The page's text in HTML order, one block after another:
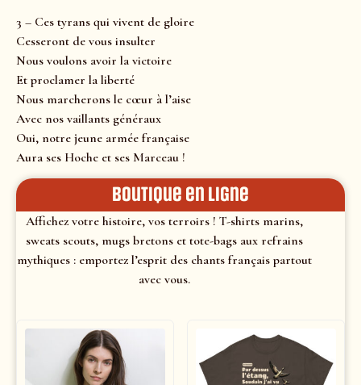
3 – Ces tyrans qui vivent de gloire
Cesseront de vous insulter
Nous voulons avoir la victoire
Et proclamer la liberté
Nous marcherons le cœur à l’aise
Avec nos vaillants généraux
Oui, notre jeune armée française
Aura ses Hoche et ses Marceau !
Boutique en ligne
Affichez votre histoire, vos terroirs ! T-shirts marins,
sweats scouts, mugs bretons et tote-bags aux refrains
mythiques : emportez l’esprit des chants français partout
avec vous.